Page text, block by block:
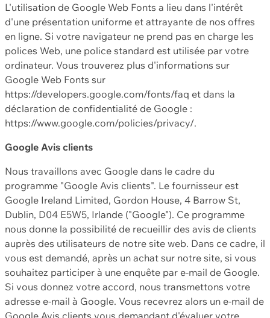
L'utilisation de Google Web Fonts a lieu dans l'intérêt
d'une présentation uniforme et attrayante de nos offres
en ligne. Si votre navigateur ne prend pas en charge les
polices Web, une police standard est utilisée par votre
ordinateur. Vous trouverez plus d'informations sur
Google Web Fonts sur
https://developers.google.com/fonts/faq et dans la
déclaration de confidentialité de Google :
https://www.google.com/policies/privacy/.
Google Avis clients
Nous travaillons avec Google dans le cadre du
programme "Google Avis clients". Le fournisseur est
Google Ireland Limited, Gordon House, 4 Barrow St,
Dublin, D04 E5W5, Irlande ("Google"). Ce programme
nous donne la possibilité de recueillir des avis de clients
auprès des utilisateurs de notre site web. Dans ce cadre, il
vous est demandé, après un achat sur notre site, si vous
souhaitez participer à une enquête par e-mail de Google.
Si vous donnez votre accord, nous transmettons votre
adresse e-mail à Google. Vous recevrez alors un e-mail de